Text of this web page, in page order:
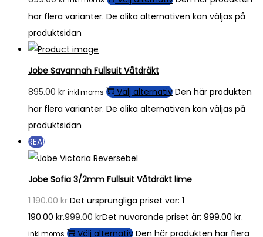
har flera varianter. De olika alternativen kan väljas på
produktsidan
Jobe Savannah Fullsuit Våtdräkt
895.00 kr inkl.moms Välj alternativ Den här produkten
har flera varianter. De olika alternativen kan väljas på
produktsidan
REA!
Jobe Sofia 3/2mm Fullsuit Våtdräkt lime
1 190.00kr Det ursprungliga priset var: 1
190.00 kr.999.00 krDet nuvarande priset är: 999.00 kr.
inkl.moms Välj alternativ Den här produkten har flera